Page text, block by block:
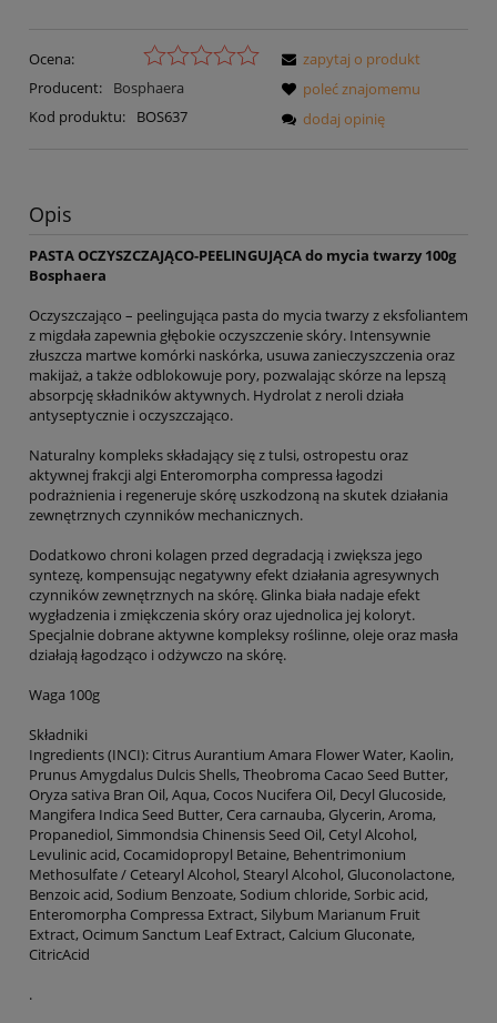
Ocena:
Producent:
Bosphaera
Kod produktu:
BOS637
zapytaj o produkt
poleć znajomemu
dodaj opinię
Opis
PASTA OCZYSZCZAJĄCO-PEELINGUJĄCA do mycia twarzy 100g
Bosphaera
Oczyszczająco – peelingująca pasta do mycia twarzy z eksfoliantem
z migdała zapewnia głębokie oczyszczenie skóry. Intensywnie
złuszcza martwe komórki naskórka, usuwa zanieczyszczenia oraz
makijaż, a także odblokowuje pory, pozwalając skórze na lepszą
absorpcję składników aktywnych. Hydrolat z neroli działa
antyseptycznie i oczyszczająco.
Naturalny kompleks składający się z tulsi, ostropestu oraz
aktywnej frakcji algi Enteromorpha compressa łagodzi
podrażnienia i regeneruje skórę uszkodzoną na skutek działania
zewnętrznych czynników mechanicznych.
Dodatkowo chroni kolagen przed degradacją i zwiększa jego
syntezę, kompensując negatywny efekt działania agresywnych
czynników zewnętrznych na skórę. Glinka biała nadaje efekt
wygładzenia i zmiękczenia skóry oraz ujednolica jej koloryt.
Specjalnie dobrane aktywne kompleksy roślinne, oleje oraz masła
działają łagodząco i odżywczo na skórę.
Waga 100g
Składniki
Ingredients (INCI): Citrus Aurantium Amara Flower Water, Kaolin,
Prunus Amygdalus Dulcis Shells, Theobroma Cacao Seed Butter,
Oryza sativa Bran Oil, Aqua, Cocos Nucifera Oil, Decyl Glucoside,
Mangifera Indica Seed Butter, Cera carnauba, Glycerin, Aroma,
Propanediol, Simmondsia Chinensis Seed Oil, Cetyl Alcohol,
Levulinic acid, Cocamidopropyl Betaine, Behentrimonium
Methosulfate / Cetearyl Alcohol, Stearyl Alcohol, Gluconolactone,
Benzoic acid, Sodium Benzoate, Sodium chloride, Sorbic acid,
Enteromorpha Compressa Extract, Silybum Marianum Fruit
Extract, Ocimum Sanctum Leaf Extract, Calcium Gluconate,
CitricAcid
.